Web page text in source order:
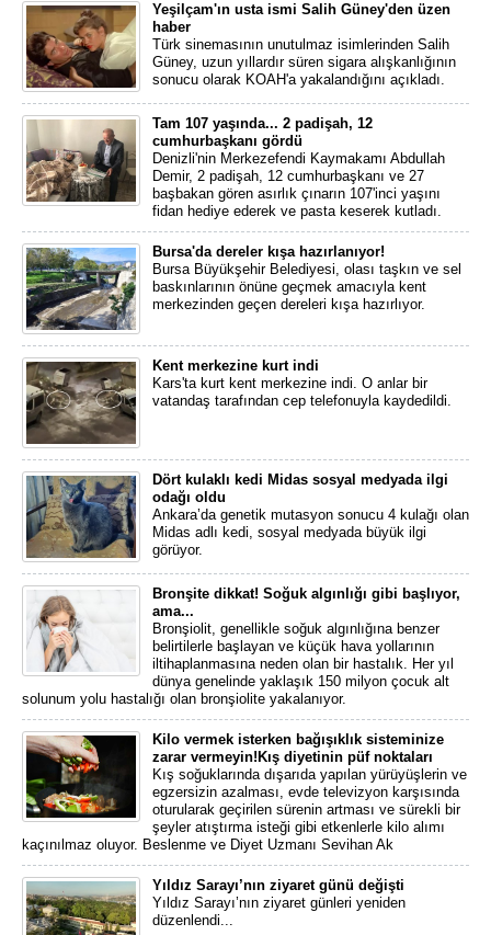
Yeşilçam'ın usta ismi Salih Güney'den üzen
haber
Türk sinemasının unutulmaz isimlerinden Salih
Güney, uzun yıllardır süren sigara alışkanlığının
sonucu olarak KOAH'a yakalandığını açıkladı.
Tam 107 yaşında... 2 padişah, 12
cumhurbaşkanı gördü
Denizli'nin Merkezefendi Kaymakamı Abdullah
Demir, 2 padişah, 12 cumhurbaşkanı ve 27
başbakan gören asırlık çınarın 107'inci yaşını
fidan hediye ederek ve pasta keserek kutladı.
Bursa'da dereler kışa hazırlanıyor!
Bursa Büyükşehir Belediyesi, olası taşkın ve sel
baskınlarının önüne geçmek amacıyla kent
merkezinden geçen dereleri kışa hazırlıyor.
Kent merkezine kurt indi
Kars'ta kurt kent merkezine indi. O anlar bir
vatandaş tarafından cep telefonuyla kaydedildi.
Dört kulaklı kedi Midas sosyal medyada ilgi
odağı oldu
Ankara’da genetik mutasyon sonucu 4 kulağı olan
Midas adlı kedi, sosyal medyada büyük ilgi
görüyor.
Bronşite dikkat! Soğuk algınlığı gibi başlıyor,
ama...
Bronşiolit, genellikle soğuk algınlığına benzer
belirtilerle başlayan ve küçük hava yollarının
iltihaplanmasına neden olan bir hastalık. Her yıl
dünya genelinde yaklaşık 150 milyon çocuk alt
solunum yolu hastalığı olan bronşiolite yakalanıyor.
Kilo vermek isterken bağışıklık sisteminize
zarar vermeyin!Kış diyetinin püf noktaları
Kış soğuklarında dışarıda yapılan yürüyüşlerin ve
egzersizin azalması, evde televizyon karşısında
oturularak geçirilen sürenin artması ve sürekli bir
şeyler atıştırma isteği gibi etkenlerle kilo alımı
kaçınılmaz oluyor. Beslenme ve Diyet Uzmanı Sevihan Ak
Yıldız Sarayı’nın ziyaret günü değişti
Yıldız Sarayı’nın ziyaret günleri yeniden
düzenlendi...